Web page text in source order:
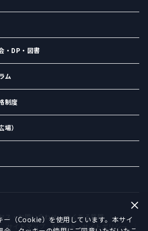
・DP・図書
ム
制度
）
ス・お問い合わせ
よくある質問
サイトマップ English サイトポリシー
ー（Cookie）を使用しています。本サイ